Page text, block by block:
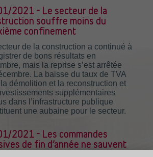
2021 - Le secteur de la
souffre moins du
confinement
de la construction a continué à
de bons résultats en
mais la reprise s’est arrêtée
La baisse du taux de TVA
démolition et la reconstruction et
supplémentaires
dans l’infrastructure publique
une aubaine pour le secteur.
2021 - Les commandes
de fin d’année ne sauvent